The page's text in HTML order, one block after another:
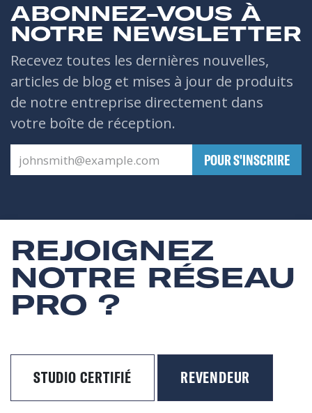
ABONNEZ-VOUS À
NOTRE NEWSLETTER
Recevez toutes les dernières nouvelles,
articles de blog et mises à jour de produits
de notre entreprise directement dans
votre boîte de réception.
​POUR S'INSCRIRE
REJOIGNEZ
NOTRE RÉSEAU
PRO ?
STUDIO CERTIFIÉ REVENDEUR